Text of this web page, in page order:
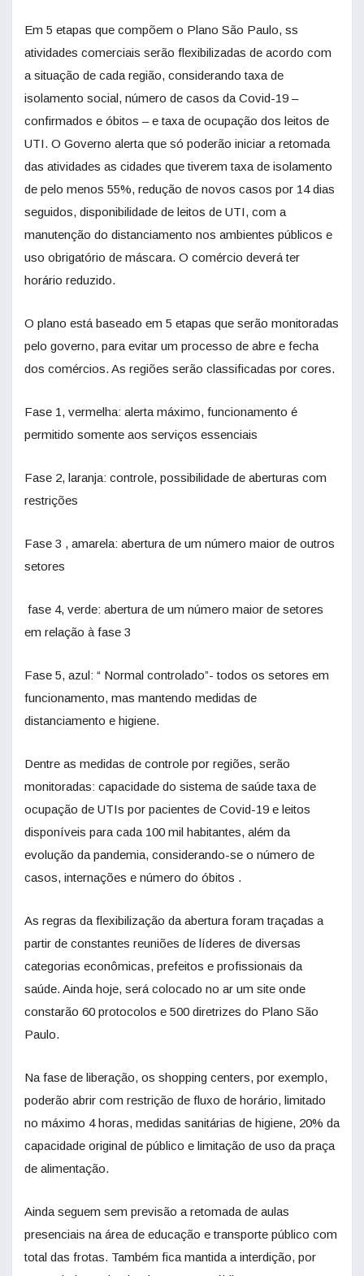
Em 5 etapas que compõem o Plano São Paulo, ss
atividades comerciais serão flexibilizadas de acordo com
a situação de cada região, considerando taxa de
isolamento social, número de casos da Covid-19 –
confirmados e óbitos – e taxa de ocupação dos leitos de
UTI. O Governo alerta que só poderão iniciar a retomada
das atividades as cidades que tiverem taxa de isolamento
de pelo menos 55%, redução de novos casos por 14 dias
seguidos, disponibilidade de leitos de UTI, com a
manutenção do distanciamento nos ambientes públicos e
uso obrigatório de máscara. O comércio deverá ter
horário reduzido.
O plano está baseado em 5 etapas que serão monitoradas
pelo governo, para evitar um processo de abre e fecha
dos comércios. As regiões serão classificadas por cores.
Fase 1, vermelha: alerta máximo, funcionamento é
permitido somente aos serviços essenciais
Fase 2, laranja: controle, possibilidade de aberturas com
restrições
Fase 3 , amarela: abertura de um número maior de outros
setores
fase 4, verde: abertura de um número maior de setores
em relação à fase 3
Fase 5, azul: “ Normal controlado”- todos os setores em
funcionamento, mas mantendo medidas de
distanciamento e higiene.
Dentre as medidas de controle por regiões, serão
monitoradas: capacidade do sistema de saúde taxa de
ocupação de UTIs por pacientes de Covid-19 e leitos
disponíveis para cada 100 mil habitantes, além da
evolução da pandemia, considerando-se o número de
casos, internações e número do óbitos .
As regras da flexibilização da abertura foram traçadas a
partir de constantes reuniões de líderes de diversas
categorias econômicas, prefeitos e profissionais da
saúde. Ainda hoje, será colocado no ar um site onde
constarão 60 protocolos e 500 diretrizes do Plano São
Paulo.
Na fase de liberação, os shopping centers, por exemplo,
poderão abrir com restrição de fluxo de horário, limitado
no máximo 4 horas, medidas sanitárias de higiene, 20% da
capacidade original de público e limitação de uso da praça
de alimentação.
Ainda seguem sem previsão a retomada de aulas
presenciais na área de educação e transporte público com
total das frotas. Também fica mantida a interdição, por